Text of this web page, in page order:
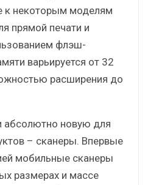
к некоторым моделям
прямой печати и
флэш-
варьируется от 32
расширения до
абсолютно новую для
– сканеры. Впервые
мобильные сканеры
размерах и массе